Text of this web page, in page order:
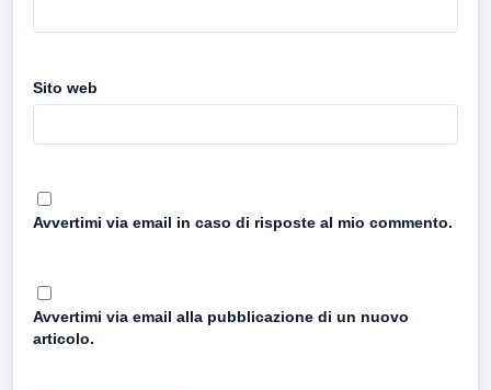
Sito web
Avvertimi via email in caso di risposte al mio commento.
Avvertimi via email alla pubblicazione di un nuovo
articolo.